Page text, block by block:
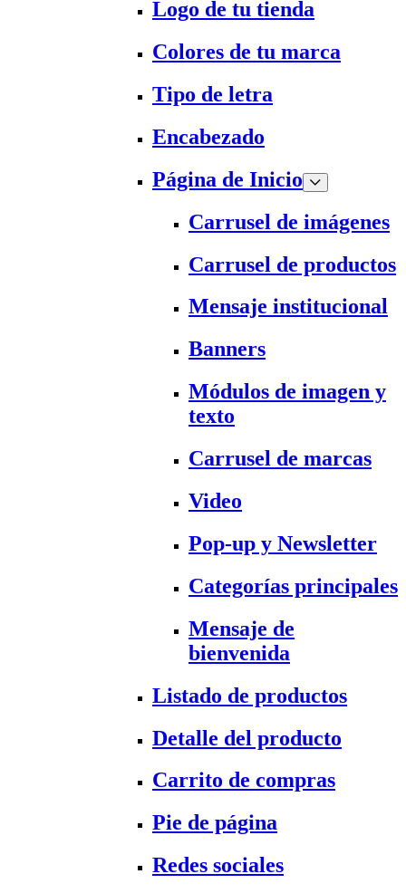
Logo de tu tienda
Colores de tu marca
Tipo de letra
Encabezado
Página de Inicio
Carrusel de imágenes
Carrusel de productos
Mensaje institucional
Banners
Módulos de imagen y
texto
Carrusel de marcas
Video
Pop-up y Newsletter
Categorías principales
Mensaje de
bienvenida
Listado de productos
Detalle del producto
Carrito de compras
Pie de página
Redes sociales